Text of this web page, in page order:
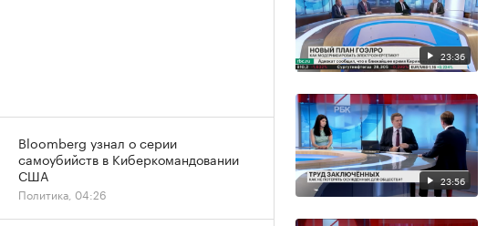
23:36
23:56
Bloomberg узнал о серии
самоубийств в Киберкомандовании
США
Политика, 04:26